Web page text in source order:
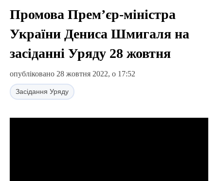
Промова Прем’єр-міністра
України Дениса Шмигаля на
засіданні Уряду 28 жовтня
опубліковано 28 жовтня 2022, о 17:52
Засідання Уряду